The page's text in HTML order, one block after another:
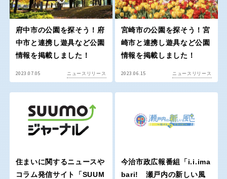
交通公園
茨城 栃木
群馬 埼玉
神奈川
甲信越・東海・北陸
桜・梅の名所 コトブキ事例
洋式庭園 ドッグラン
ローラー滑り台 植物園
夜景スポット Pickup
花の名所 プレーパーク
公園グルメ 美術館
インクルーシブパーク
花菖蒲 キャンプ場
健康遊具 ゲートボール
スケートパーク ライトアップ
府中市の公園を探そう！府
中市と連携し遊具など公園
情報を掲載しました！
2023.07.05 ニュースリリース
宮崎市の公園を探そう！宮
崎市と連携し遊具など公園
情報を掲載しました！
2023.06.15 ニュースリリース
住まいに関するニュースや
コラム発信サイト「SUUM
今治市政広報番組「i.i.ima
bari! 瀬戸内の新しい風